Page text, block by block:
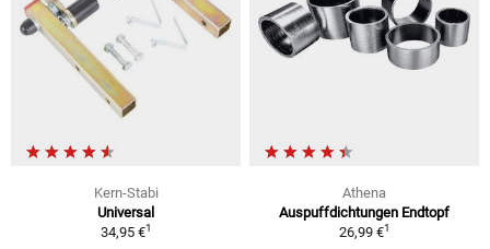
Kern-Stabi
Universal
34,95 €1
Athena
Auspuffdichtungen Endtopf
26,99 €1